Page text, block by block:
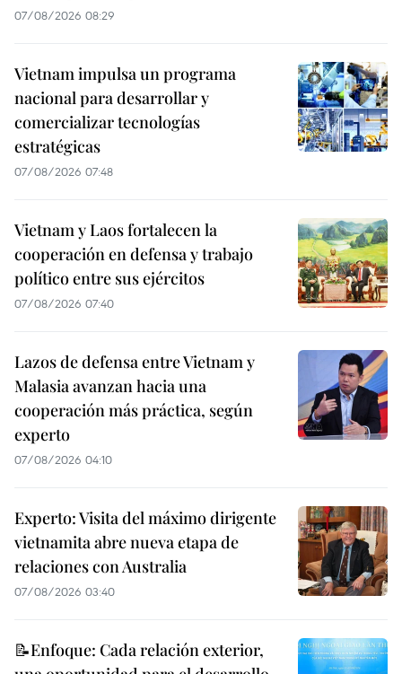
07/08/2026 08:29
Vietnam impulsa un programa
nacional para desarrollar y
comercializar tecnologías
estratégicas
07/08/2026 07:48
Vietnam y Laos fortalecen la
cooperación en defensa y trabajo
político entre sus ejércitos
07/08/2026 07:40
Lazos de defensa entre Vietnam y
Malasia avanzan hacia una
cooperación más práctica, según
experto
07/08/2026 04:10
Experto: Visita del máximo dirigente
vietnamita abre nueva etapa de
relaciones con Australia
07/08/2026 03:40
📝Enfoque: Cada relación exterior,